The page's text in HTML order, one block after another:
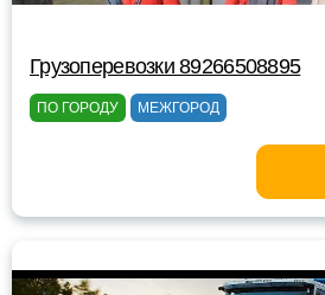
Грузоперевозки 89266508895
ПО ГОРОДУ МЕЖГОРОД